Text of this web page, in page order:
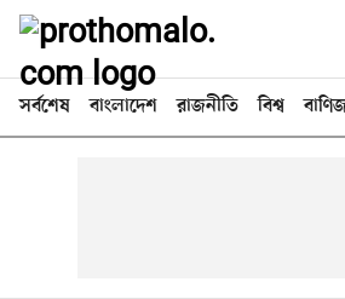
সর্বশেষ বাংলাদেশ রাজনীতি বিশ্ব